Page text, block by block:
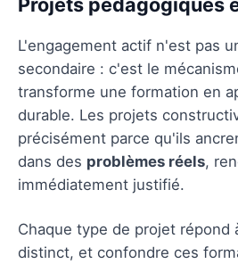
L'engagement actif n'est pas
secondaire : c'est le
transforme une formation en
durable. Les projets
précisément parce qu'ils
dans des problèmes réels,
immédiatement justifié.
Chaque type de projet répond
distinct, et confondre ces